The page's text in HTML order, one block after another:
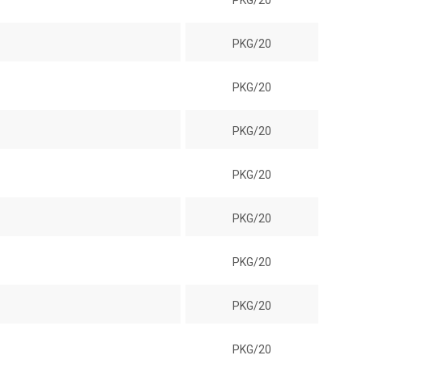
PKG/20
PKG/20
PKG/20
PKG/20
PKG/20
PKG/20
PKG/20
PKG/20